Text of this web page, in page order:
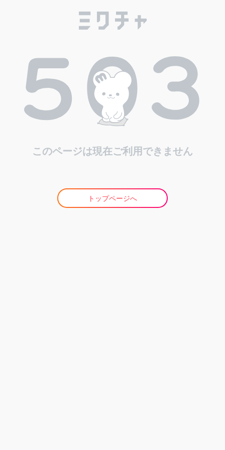
このページは現在ご利用できません